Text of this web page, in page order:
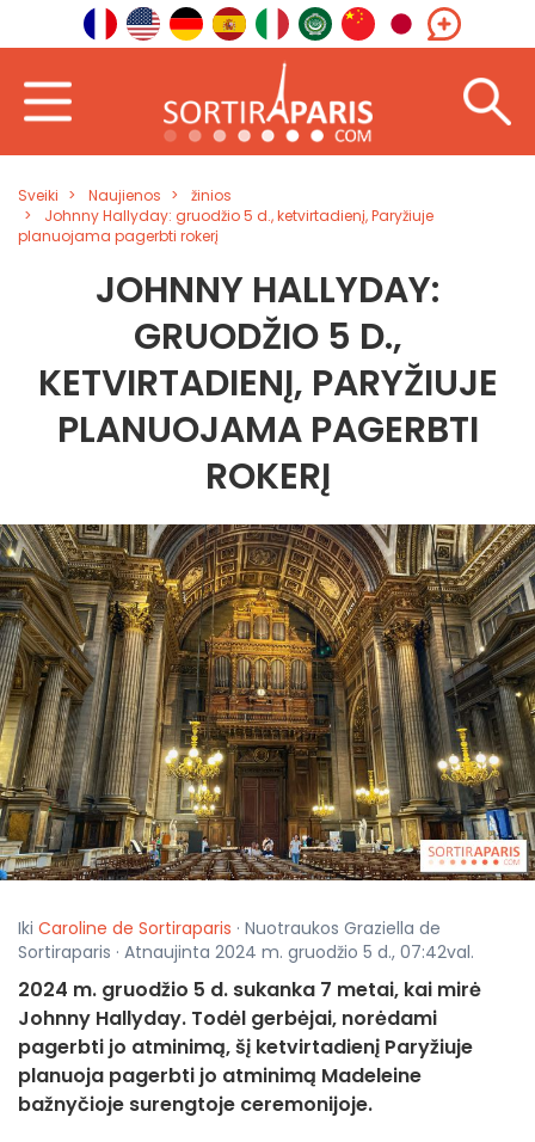
Sveiki Naujienos
žinios
Johnny Hallyday: gruodžio 5 d., ketvirtadienį, Paryžiuje
planuojama pagerbti rokerį
JOHNNY HALLYDAY:
GRUODŽIO 5 D.,
KETVIRTADIENĮ, PARYŽIUJE
PLANUOJAMA PAGERBTI
ROKERĮ
Iki Caroline de Sortiraparis · Nuotraukos Graziella de
Sortiraparis · Atnaujinta 2024 m. gruodžio 5 d., 07:42val.
2024 m. gruodžio 5 d. sukanka 7 metai, kai mirė
Johnny Hallyday. Todėl gerbėjai, norėdami
pagerbti jo atminimą, šį ketvirtadienį Paryžiuje
planuoja pagerbti jo atminimą Madeleine
bažnyčioje surengtoje ceremonijoje.